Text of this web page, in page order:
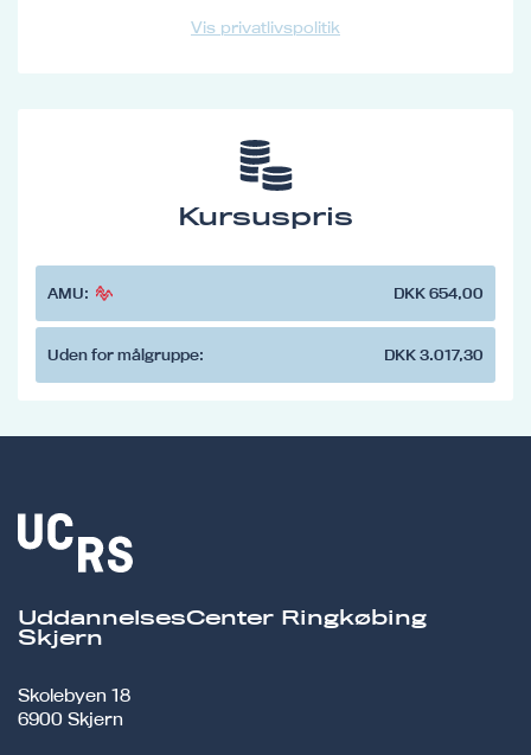
Vis privatlivspolitik
Kursuspris
AMU: DKK 654,00
Uden for målgruppe: DKK 3.017,30
UddannelsesCenter Ringkøbing
Skjern
Skolebyen 18
6900 Skjern